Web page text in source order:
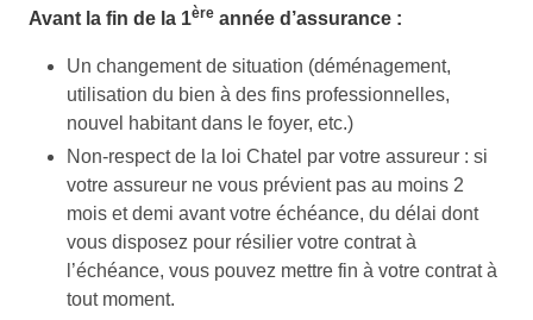
Avant la fin de la 1ère année d’assurance :
Un changement de situation (déménagement,
utilisation du bien à des fins professionnelles,
nouvel habitant dans le foyer, etc.)
Non-respect de la loi Chatel par votre assureur : si
votre assureur ne vous prévient pas au moins 2
mois et demi avant votre échéance, du délai dont
vous disposez pour résilier votre contrat à
l’échéance, vous pouvez mettre fin à votre contrat à
tout moment.